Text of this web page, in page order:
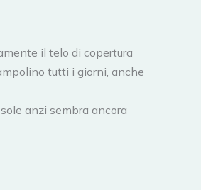
il telo di copertura
tutti i giorni, anche
anzi sembra ancora